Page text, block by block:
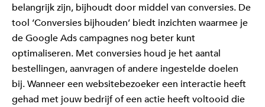
belangrijk zijn, bijhoudt door middel van conversies. De
tool ‘Conversies bijhouden’ biedt inzichten waarmee je
de Google Ads campagnes nog beter kunt
optimaliseren. Met conversies houd je het aantal
bestellingen, aanvragen of andere ingestelde doelen
bij. Wanneer een websitebezoeker een interactie heeft
gehad met jouw bedrijf of een actie heeft voltooid die